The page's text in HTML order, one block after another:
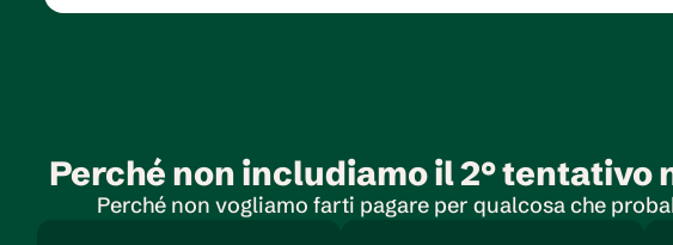
Perché non includiamo il 2° tentativo
Perché non vogliamo farti pagare per qualcosa che